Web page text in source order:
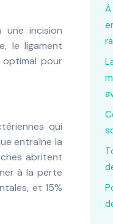
une incision
le ligament
pour
qui
entraîne la
abritent
à la perte
et 15%